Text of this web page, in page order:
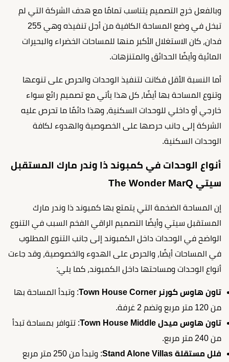
وبالفعل خرج التصميم يتناسب تمامًا مع هدف الشركة التي لم
تبخل في وضع المساحة الكافية من أجل تنفيذه وهي 255
فدان، كان الاستغلال الأكبر منها للمساحات الخضراء والبحيرات
المائية وأيضًا الحدائق والمتنزهات.
أما النسبة الأقل فكانت لتنفيذ الوحدات والحرص على تنوعها
وتنوع المساحة بها أيضًا، كل هذا يأتي مع تصميم رائع سواء
خارجي أو داخلي للوحدات السكنية، وهذا دائمًا ما تحرص عليه
الشركة إلى جانب حرصها على الخصوصية والهدوء لكافة
الوحدات السكنية.
أنواع الوحدات في كمبوند ذا وندر مارك المستقبل
سيتي The Wonder MarQ
إن المساحة الضخمة التي يتمتع بها كمبوند ذا وندر مارك
المستقبل سيتي وأيضًا التصميم الراقي الفخم السبب في التنوع
الواضح في الوحدات داخل الكمبوند إلى جانب التنوع المطلوب
في المساحات أيضًا، والحرص على الهدوء والخصوصية، وقد جاءت
أنواع الوحدات ومساحتها داخل الكمبوند، كما يلي:
تاون هاوس كورنر Town House Corner
: وتبدأ المساحة بها
من 120 متر مربع وتضم 2 غرفة.
تاون هاوس ميدل Town House Middle
: تتوافر بمساحة تبدأ
من 240 متر مربع.
فلل مستقلة Stand Alone Villas
: وتبدأ من 250 متر مربع